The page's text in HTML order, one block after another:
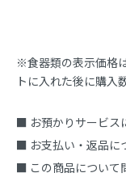
※食器類の表示価格
トに入れた後に購入
■ お預かりサービス
■ お支払い・返品に
■ この商品について